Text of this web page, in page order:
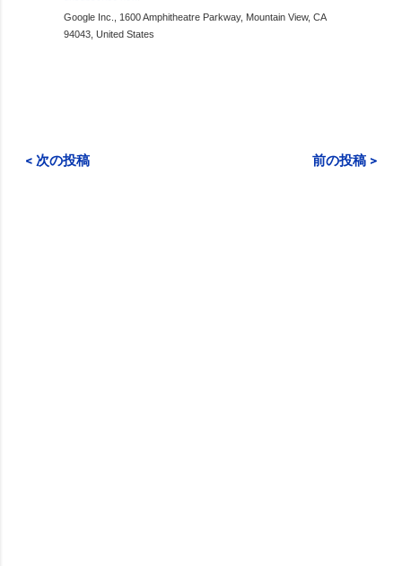
Google Inc., 1600 Amphitheatre Parkway, Mountain View, CA
94043, United States
< 次の投稿 前の投稿 >